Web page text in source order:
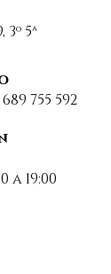
5ª
689 755 592
a 19:00